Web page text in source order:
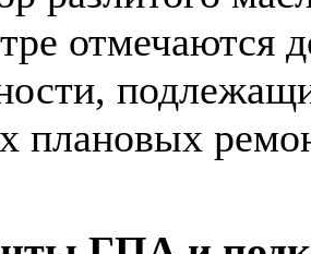
отмечаются
плановых